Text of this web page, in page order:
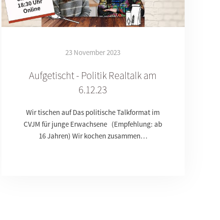
23 November 2023
Aufgetischt - Politik Realtalk am
6.12.23
Wir tischen auf Das politische Talkformat im
CVJM für junge Erwachsene (Empfehlung: ab
16 Jahren) Wir kochen zusammen…